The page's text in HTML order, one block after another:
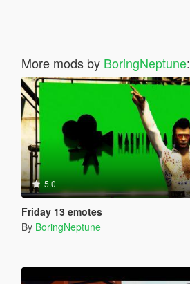
More mods by BoringNeptune:
5.0
Friday 13 emotes
By BoringNeptune